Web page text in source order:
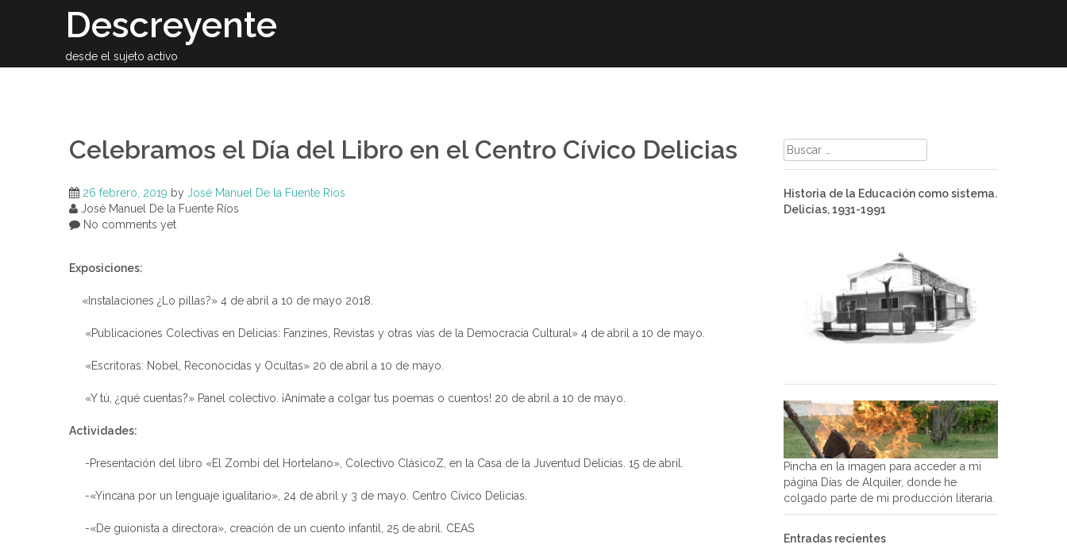
Descreyente
desde el sujeto activo
Celebramos el Día del Libro en el Centro Cívico Delicias
26 febrero, 2019 by José Manuel De la Fuente Ríos
José Manuel De la Fuente Ríos
No comments yet
Exposiciones:
«Instalaciones ¿Lo pillas?» 4 de abril a 10 de mayo 2018.
«Publicaciones Colectivas en Delicias: Fanzines, Revistas y otras vías de la Democracia Cultural» 4 de abril a 10 de mayo.
«Escritoras: Nobel, Reconocidas y Ocultas» 20 de abril a 10 de mayo.
«Y tú, ¿qué cuentas?» Panel colectivo. ¡Anímate a colgar tus poemas o cuentos! 20 de abril a 10 de mayo.
Actividades:
-Presentación del libro «El Zombi del Hortelano», Colectivo ClásicoZ, en la Casa de la Juventud Delicias. 15 de abril.
-«Yincana por un lenguaje igualitario», 24 de abril y 3 de mayo. Centro Cívico Delicias.
-«De guionista a directora», creación de un cuento infantil, 25 de abril. CEAS
Buscar:
Historia de la Educación como sistema.
Delicias, 1931-1991
Pincha en la imagen para acceder a mi
página Días de Alquiler, donde he
colgado parte de mi producción literaria.
Entradas recientes